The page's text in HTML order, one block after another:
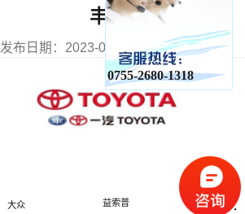
丰田
发布日期：2023-06-24 已有0人浏览
大众 益索普 作者：
0755-2680-1318